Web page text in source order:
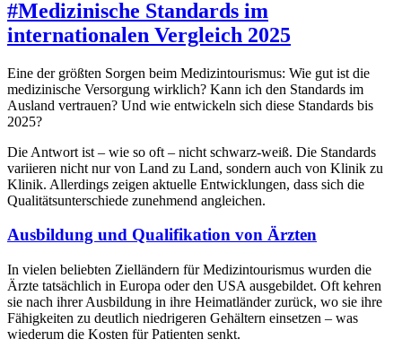
#Medizinische Standards im
internationalen Vergleich 2025
Eine der größten Sorgen beim Medizintourismus: Wie gut ist die
medizinische Versorgung wirklich? Kann ich den Standards im
Ausland vertrauen? Und wie entwickeln sich diese Standards bis
2025?
Die Antwort ist – wie so oft – nicht schwarz-weiß. Die Standards
variieren nicht nur von Land zu Land, sondern auch von Klinik zu
Klinik. Allerdings zeigen aktuelle Entwicklungen, dass sich die
Qualitätsunterschiede zunehmend angleichen.
Ausbildung und Qualifikation von Ärzten
In vielen beliebten Zielländern für Medizintourismus wurden die
Ärzte tatsächlich in Europa oder den USA ausgebildet. Oft kehren
sie nach ihrer Ausbildung in ihre Heimatländer zurück, wo sie ihre
Fähigkeiten zu deutlich niedrigeren Gehältern einsetzen – was
wiederum die Kosten für Patienten senkt.